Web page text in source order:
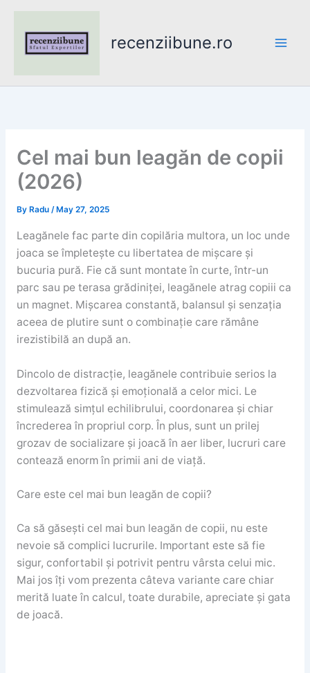
content
recenziibune.ro
Cel mai bun leagăn de copii
(2026)
By Radu / May 27, 2025
Leagănele fac parte din copilăria multora, un loc unde
joaca se împletește cu libertatea de mișcare și
bucuria pură. Fie că sunt montate în curte, într-un
parc sau pe terasa grădiniței, leagănele atrag copiii ca
un magnet. Mișcarea constantă, balansul și senzația
aceea de plutire sunt o combinație care rămâne
irezistibilă an după an.
Dincolo de distracție, leagănele contribuie serios la
dezvoltarea fizică și emoțională a celor mici. Le
stimulează simțul echilibrului, coordonarea și chiar
încrederea în propriul corp. În plus, sunt un prilej
grozav de socializare și joacă în aer liber, lucruri care
contează enorm în primii ani de viață.
Care este cel mai bun leagăn de copii?
Ca să găsești cel mai bun leagăn de copii, nu este
nevoie să complici lucrurile. Important este să fie
sigur, confortabil și potrivit pentru vârsta celui mic.
Mai jos îți vom prezenta câteva variante care chiar
merită luate în calcul, toate durabile, apreciate și gata
de joacă.